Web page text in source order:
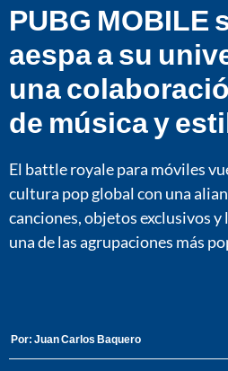
PUBG MOBILE
aespa a su
una
de música y
El battle royale para móviles
cultura pop global con una
canciones, objetos exclusivos
una de las agrupaciones más
Por: Juan Carlos Baquero